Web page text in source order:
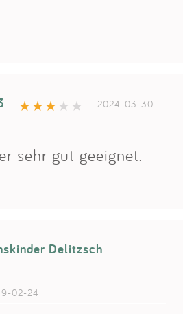
2024-03-30
sehr gut geeignet.
Delitzsch
02-24